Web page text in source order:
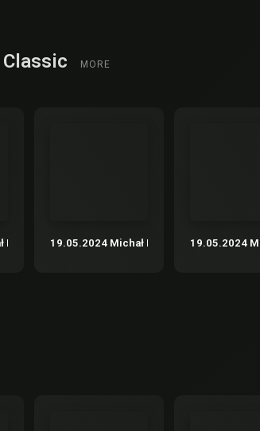
MORE
nie tylko literackie cz.1
Rusinek – “Nadbagaż” – podróże nie tylko
19.05.2024 Michał Rusinek –19.05.2024